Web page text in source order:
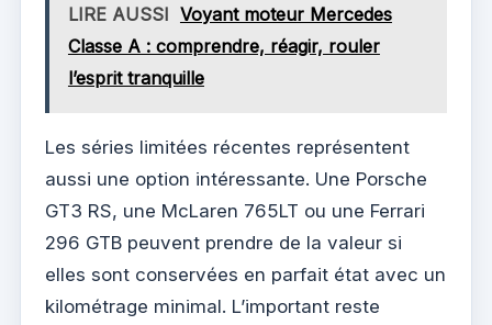
LIRE AUSSI Voyant moteur Mercedes
Classe A : comprendre, réagir, rouler
l’esprit tranquille
Les séries limitées récentes représentent
aussi une option intéressante. Une Porsche
GT3 RS, une McLaren 765LT ou une Ferrari
296 GTB peuvent prendre de la valeur si
elles sont conservées en parfait état avec un
kilométrage minimal. L’important reste